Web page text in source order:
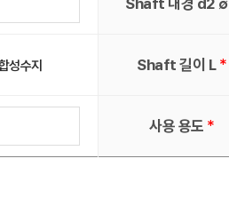
Shaft 내경 d2 ∅
성수지 Shaft 길이 L *
사용 용도 *